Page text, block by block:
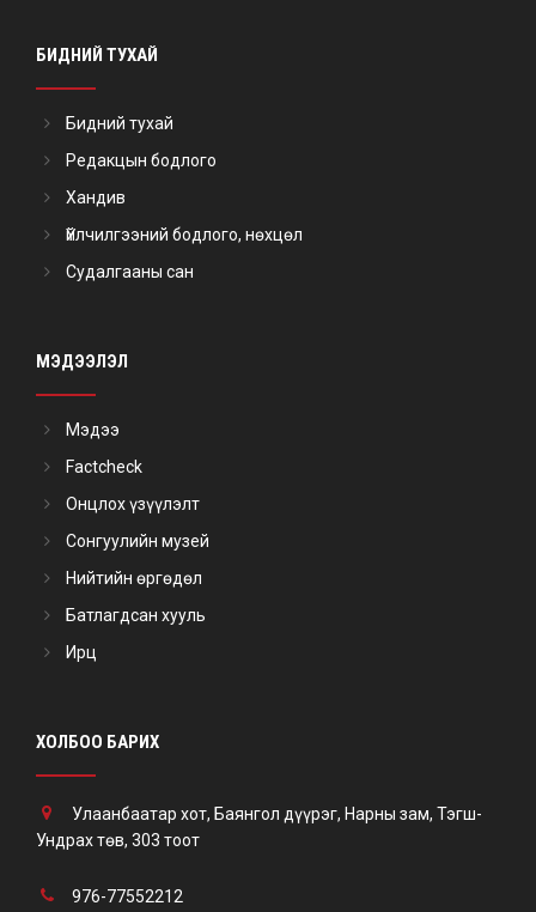
БИДНИЙ ТУХАЙ
Бидний тухай
Редакцын бодлого
Хандив
Үйлчилгээний бодлого, нөхцөл
Судалгааны сан
МЭДЭЭЛЭЛ
Мэдээ
Factcheck
Онцлох үзүүлэлт
Сонгуулийн музей
Нийтийн өргөдөл
Батлагдсан хууль
Ирц
ХОЛБОО БАРИХ
Улаанбаатар хот, Баянгол дүүрэг, Нарны зам, Тэгш-
Ундрах төв, 303 тоот
976-77552212